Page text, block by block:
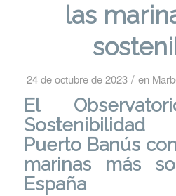
las
24 de octubre de 2023 / en
El
Puerto Banús
marinas más
España